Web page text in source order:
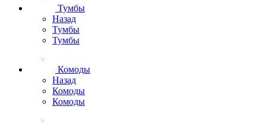
Тумбы
Назад
Тумбы
Тумбы
Комоды
Назад
Комоды
Комоды